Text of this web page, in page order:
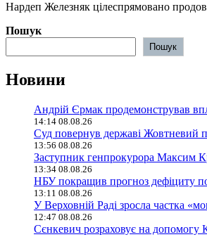
Нардеп Железняк цілеспрямовано
Пошук
Пошук
Новини
Андрій Єрмак продемонстрував
14:14 08.08.26
Суд повернув державі Жовтневий
13:56 08.08.26
Заступник генпрокурора Максим
13:34 08.08.26
НБУ покращив прогноз дефіциту
13:11 08.08.26
У Верховній Раді зросла частка
12:47 08.08.26
Сєнкевич розраховує на допомогу